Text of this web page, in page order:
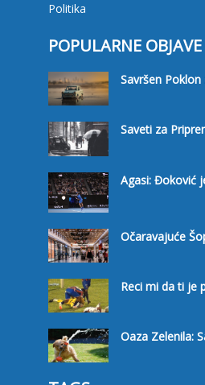
Politika
POPULARNE OBJAVE
Savršen Poklon
Saveti za
Agasi: Đoković
Očaravajuće
Reci mi da ti je
Oaza Zelenila: